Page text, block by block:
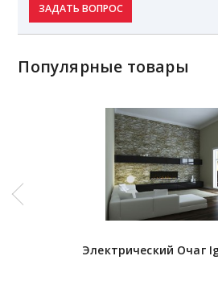
ЗАДАТЬ ВОПРОС
Популярные товары
Электрический Очаг